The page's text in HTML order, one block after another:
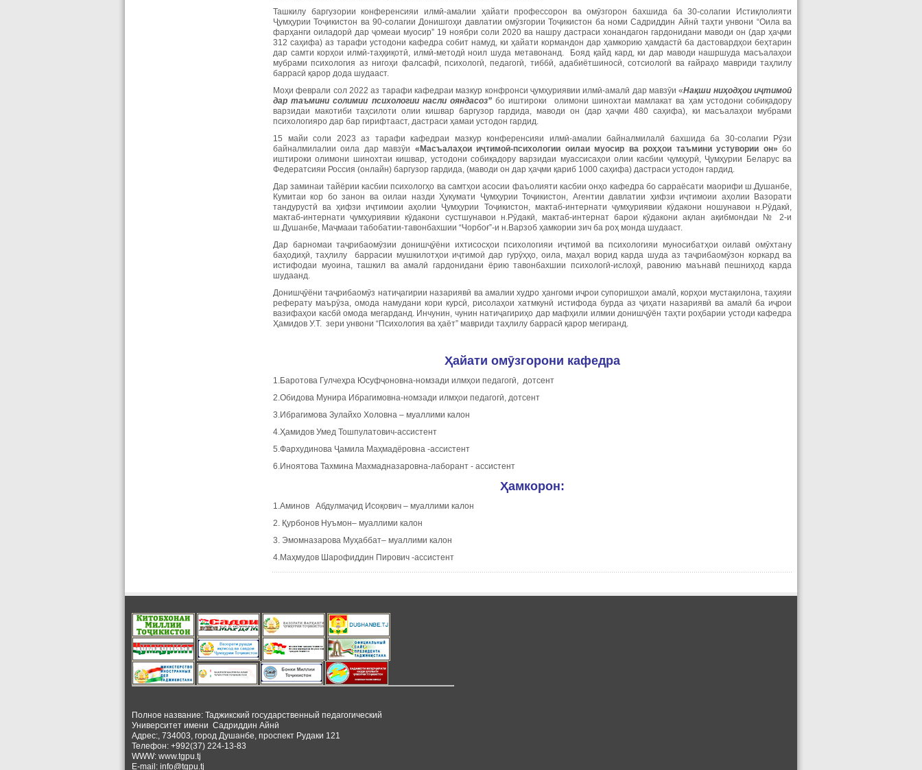
Ташкилу баргузории конференсияи илмӣ-амалии ҳайати профессорон ва омӯзгорон бахшида ба 30-солагии Истиқлолияти
Ҷумҳурии Тоҷикистон ва 90-солагии Донишгоҳи давлатии омӯзгории Тоҷикистон ба номи Садриддин Айнӣ таҳти унвони “Оила ва
фарҳанги оиладорӣ дар ҷомеаи муосир” 19 ноябри соли 2020 ва нашру дастраси хонандагон гардонидани маводи он (дар ҳаҷми
312 саҳифа) аз тарафи устодони кафедра собит намуд, ки ҳайати кормандон дар ҳамкорию ҳамдастӣ ба дастовардҳои беҳтарин
дар самти корҳои илмӣ-таҳқиқотӣ, илмӣ-методӣ ноил шуда метавонанд. Бояд қайд кард, ки дар маводи нашршуда масъалаҳои
мубрами психология аз нигоҳи фалсафӣ, психологӣ, педагогӣ, тиббӣ, адабиётшиносӣ, сотсиологӣ ва ғайраҳо мавриди таҳлилу
баррасӣ қарор дода шудааст.
Моҳи феврали сол 2022 аз тарафи кафедраи мазкур конфронси ҷумҳуриявии илмӣ-амалӣ дар мавзӯи «Нақши ниҳодҳои иҷтимоӣ
дар таъмини солимии психологии насли ояндасоз”бо иштироки олимони шинохтаи мамлакат ва ҳам устодони собиқадору
варзидаи макотиби таҳсилоти олии кишвар баргузор гардида, маводи он (дар ҳаҷми 480 саҳифа), ки масъалаҳои мубрами
психологияро дар бар гирифтааст, дастраси ҳамаи устодон гардид.
15 майи соли 2023 аз тарафи кафедраи мазкур конференсияи илмӣ-амалии байналмилалӣ бахшида ба 30-солагии Рӯзи
байналмилалии оила дар мавзӯи «Масъалаҳои иҷтимоӣ-психологии оилаи муосир ва роҳҳои таъмини устувории он»бо
иштироки олимони шинохтаи кишвар, устодони собиқадору варзидаи муассисаҳои олии касбии ҷумҳурӣ, Ҷумҳурии Беларус ва
Федератсияи Россия (онлайн) баргузор гардида, (маводи он дар ҳаҷми қариб 1000 саҳифа) дастраси устодон гардид.
Дар заминаи тайёрии касбии психологҳо ва самтҳои асосии фаъолияти касбии онҳо кафедра бо сарраёсати маорифи ш.Душанбе,
Кумитаи кор бо занон ва оилаи назди Ҳукумати Ҷумҳурии Тоҷикистон, Агентии давлатии ҳифзи иҷтимоии аҳолии Вазорати
тандурустӣ ва ҳифзи иҷтимоии аҳолии Ҷумҳурии Тоҷикистон, мактаб-интернати ҷумҳуриявии кӯдакони ношунавои н.Рӯдакӣ,
мактаб-интернати ҷумҳуриявии кӯдакони сустшунавои н.Рӯдакӣ, мактаб-интернат барои кӯдакони ақлан ақибмондаи № 2-и
ш.Душанбе, Маҷмааи табобатии-тавонбахшии “Чорбоғ”-и н.Варзоб ҳамкории зич ба роҳ монда шудааст.
Дар барномаи таҷрибаомӯзии донишҷӯёни ихтисосҳои психологияи иҷтимоӣ ва психологияи муносибатҳои оилавӣ омӯхтану
баҳодиҳӣ, таҳлилу баррасии мушкилотҳои иҷтимоӣ дар гурӯҳҳо, оила, маҳал ворид карда шуда аз таҷрибаомӯзон коркард ва
истифодаи муоина, ташкил ва амалӣ гардонидани ёрию тавонбахшии психологӣ-ислоҳӣ, равонию маънавӣ пешниҳод карда
шудаанд.
Донишҷӯёни таҷрибаомӯз натиҷагирии назариявӣ ва амалии худро ҳангоми иҷрои супоришҳои амалӣ, корҳои мустақилона, таҳияи
реферату маърӯза, омода намудани кори курсӣ, рисолаҳои хатмкунӣ истифода бурда аз ҷиҳати назариявӣ ва амалӣ ба иҷрои
вазифаҳои касбӣ омода мегарданд. Инчунин, чунин натиҷагириҳо дар мафҳили илмии донишҷӯён таҳти роҳбарии устоди кафедра
Ҳамидов У.Т. зери унвони “Психология ва ҳаёт” мавриди таҳлилу баррасӣ қарор мегиранд.
Ҳайати омӯзгорони кафедра
1.Баротова Гулчеҳра Юсуфҷоновна-номзади илмҳои педагогӣ, дотсент
2.Обидова Мунира Ибрагимовна-номзади илмҳои педагогӣ, дотсент
3.Ибрагимова Зулайхо Холовна – муаллими калон
4.Ҳамидов Умед Тошпулатович-ассистент
5.Фархудинова Ҷамила Маҳмадёровна -ассистент
6.Иноятова Тахмина Махмадназаровна-лаборант - ассистент
Ҳамкорон:
1.Аминов Абдулмаҷид Исоқович – муаллими калон
2. Қурбонов Нуъмон– муаллими калон
3. Эмомназарова Муҳаббат– муаллими калон
4.Маҳмудов Шарофиддин Пирович -ассистент
Полное название: Таджикский государственный педагогический
Университет имени Садриддин Айнӣ
Адрес:, 734003, город Душанбе, проспект Рудаки 121
Телефон: +992(37) 224-13-83
WWW: www.tgpu.tj
E-mail: info@tgpu.tj